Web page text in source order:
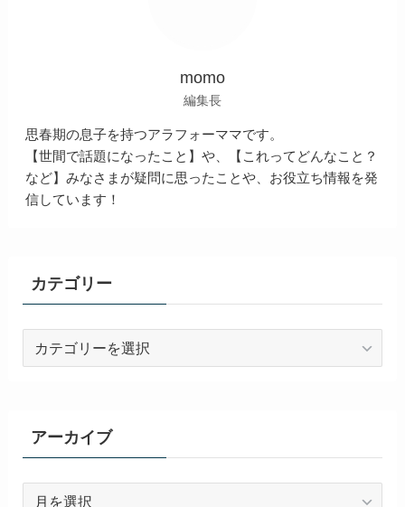
momo
編集長
思春期の息子を持つアラフォーママです。
【世間で話題になったこと】や、【これってどんなこと？
など】みなさまが疑問に思ったことや、お役立ち情報を発
信しています！
カテゴリー
ーアーカイブ